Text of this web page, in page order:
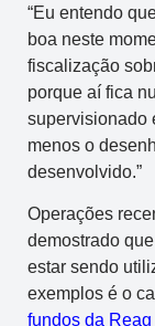
“Eu entendo
boa neste
fiscalização
porque aí fica
supervisionado
menos o
desenvolvido.”
Operações
demostrado
estar sendo
exemplos é o
fundos da